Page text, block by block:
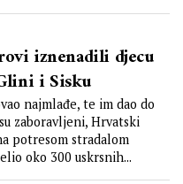
iznenadili djecu
i Sisku
najmlađe, te im dao do
zaboravljeni, Hrvatski
potresom stradalom
oko 300 uskrsnih...